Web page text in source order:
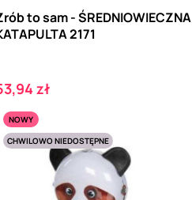
to sam - ŚREDNIOWIECZNA
2171
zł
NOWY
CHWILOWO NIEDOSTĘPNE